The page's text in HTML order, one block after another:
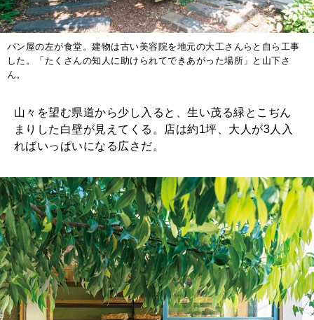
パン屋の左が食堂。建物は古い美容院を地元の大工さんらと自ら工事
した。「たくさんの知人に助けられてできあがった場所」と山下さ
ん。
山々を望む県道から少し入ると、生い茂る緑とこぢん
まりした白壁が見えてくる。店は約1坪、大人が3人入
ればいっぱいになる広さだ。